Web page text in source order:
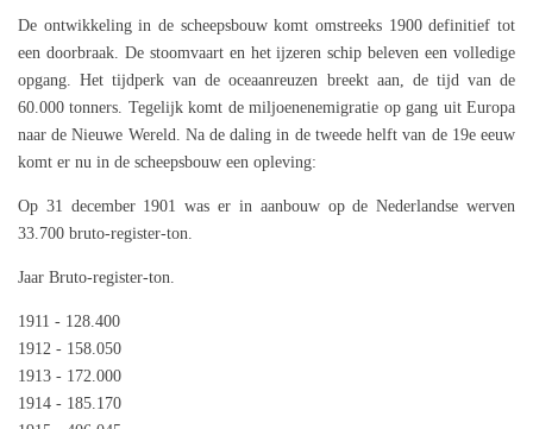
De ontwikkeling in de scheepsbouw komt omstreeks 1900 definitief tot
een doorbraak. De stoomvaart en het ijzeren schip beleven een volledige
opgang. Het tijdperk van de oceaanreuzen breekt aan, de tijd van de
60.000 tonners. Tegelijk komt de miljoenenemigratie op gang uit Europa
naar de Nieuwe Wereld. Na de daling in de tweede helft van de 19e eeuw
komt er nu in de scheepsbouw een opleving:
Op 31 december 1901 was er in aanbouw op de Nederlandse werven
33.700 bruto-register-ton.
Jaar Bruto-register-ton.
1911 - 128.400
1912 - 158.050
1913 - 172.000
1914 - 185.170